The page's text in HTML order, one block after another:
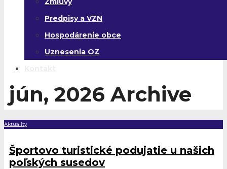
Predpisy a VZN
Hospodárenie obce
Uznesenia OZ
jún, 2026 Archive
Aktuality
Športovo turistické podujatie u našich
poľských susedov